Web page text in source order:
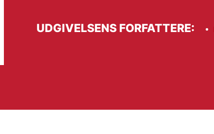
UDGIVELSENS FORFATTERE: